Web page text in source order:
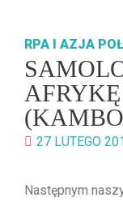
RPA I AZJA
27 LUTEGO
Następnym